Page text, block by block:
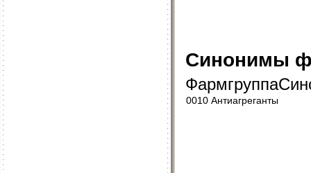
Синонимы
0010 Антиагреганты